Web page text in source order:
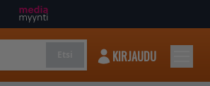
KIRJAUDU